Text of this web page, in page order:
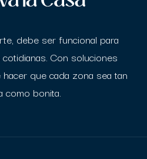
debe ser funcional para
Con soluciones
que cada zona sea tan
como bonita.